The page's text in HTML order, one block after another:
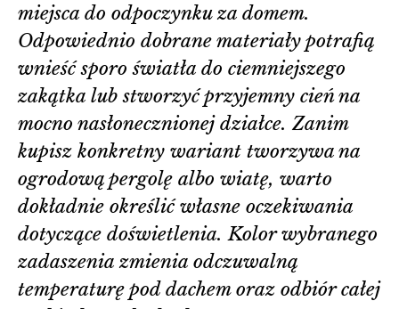
miejsca do odpoczynku za domem.
Odpowiednio dobrane materiały potrafią
wnieść sporo światła do ciemniejszego
zakątka lub stworzyć przyjemny cień na
mocno nasłonecznionej działce. Zanim
kupisz konkretny wariant tworzywa na
ogrodową pergolę albo wiatę, warto
dokładnie określić własne oczekiwania
dotyczące doświetlenia. Kolor wybranego
zadaszenia zmienia odczuwalną
temperaturę pod dachem oraz odbiór całej